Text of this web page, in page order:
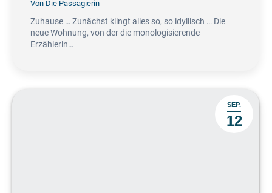
Von Die Passagierin
Zuhause … Zunächst klingt alles so, so idyllisch … Die
neue Wohnung, von der die monologisierende
Erzählerin…
SEP.
12